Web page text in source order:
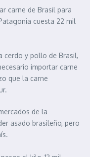
carne de Brasil para
cuesta 22 mil
cerdo y pollo de Brasil,
importar carne
que la carne
de la
asado brasileño, pero